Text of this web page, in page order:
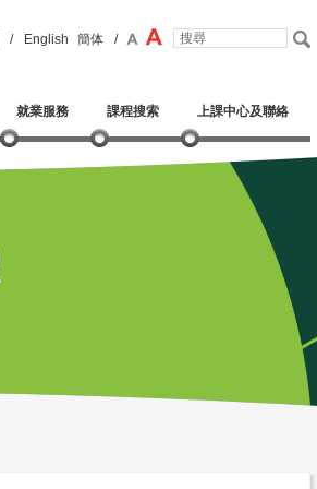
/ English 簡体 /
就業服務 課程搜索 上課中心及聯絡